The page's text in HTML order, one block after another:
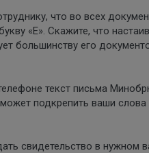
что во всех
«Е». Скажите, что
большинству его
текст письма
подкрепить ваши слова
свидетельство в нужном